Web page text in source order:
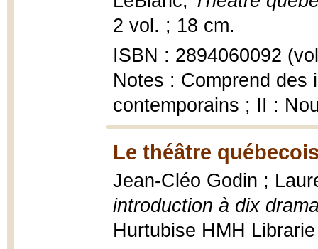
2 vol. ; 18 cm.
ISBN : 2894060092
Notes : Comprend des
contemporains ; II :
Le théâtre
Jean-Cléo Godin ;
introduction à dix
Hurtubise HMH